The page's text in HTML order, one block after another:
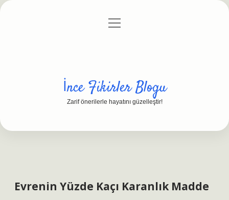
Gizlilik Politikası
menüyü
İnce Fikirler Blogu
Zarif önerilerle hayatını güzelleştir!
Evrenin Yüzde Kaçı Karanlık Madde